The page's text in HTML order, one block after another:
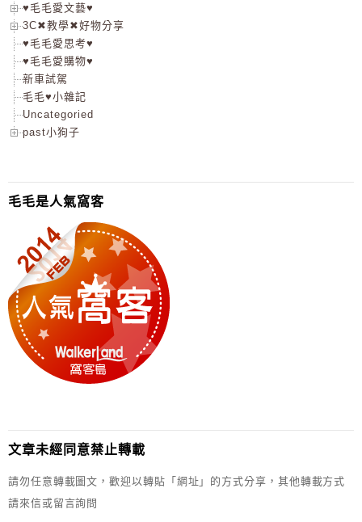
♥毛毛愛文藝♥
3C✖教學✖好物分享
♥毛毛愛思考♥
♥毛毛愛購物♥
新車試駕
毛毛♥小雜記
Uncategoried
past小狗子
毛毛是人氣窩客
文章未經同意禁止轉載
請勿任意轉載圖文，歡迎以轉貼「網址」的方式分享，其他轉載方式
請來信或留言詢問